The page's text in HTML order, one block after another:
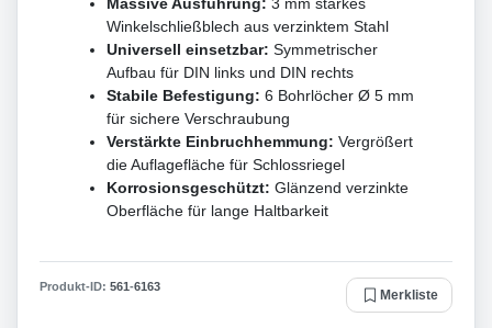
Winkelschließblech aus verzinktem Stahl
Universell einsetzbar: Symmetrischer
Aufbau für DIN links und DIN rechts
Stabile Befestigung: 6 Bohrlöcher Ø 5 mm
für sichere Verschraubung
Verstärkte Einbruchhemmung: Vergrößert
die Auflagefläche für Schlossriegel
Korrosionsgeschützt: Glänzend verzinkte
Oberfläche für lange Haltbarkeit
Produkt-ID: 561-6163
Merkliste